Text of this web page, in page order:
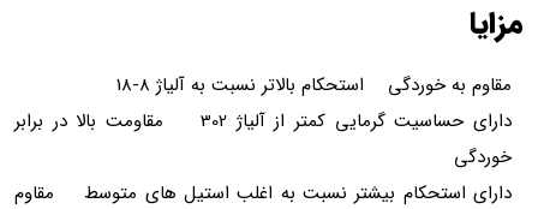
مزایا
مقاوم به خوردگی استحکام بالاتر نسبت به آلیاژ 8-18
دارای حساسیت گرمایی کمتر از آلیاژ 302 مقاومت بالا در برابر
خوردگی
دارای استحکام بیشتر نسبت به اغلب استیل های متوسط مقاوم